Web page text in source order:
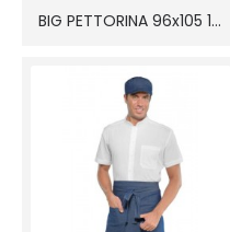
BIG PETTORINA 96x105 100% cot